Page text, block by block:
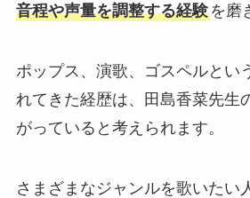
音程や声量を調整する経験を磨
ポップス、演歌、ゴスペルとい
れてきた経歴は、田島香菜先生
がっていると考えられます。
さまざまなジャンルを歌いたい